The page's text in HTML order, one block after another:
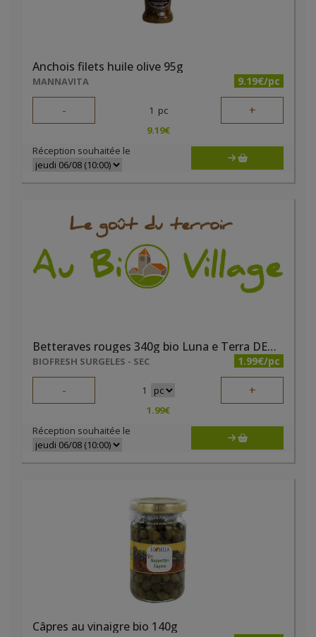
Anchois filets huile olive 95g
MANNAVITA 9.19€/pc
- 1 pc +
9.19€
Réception souhaitée le
Betteraves rouges 340g bio Luna e Terra DEMETER
BIOFRESH SURGELES - SEC 1.99€/pc
- 1 +
1.99€
Réception souhaitée le
Câpres au vinaigre bio 140g